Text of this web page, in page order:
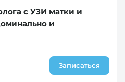
с УЗИ матки и
и
Записаться